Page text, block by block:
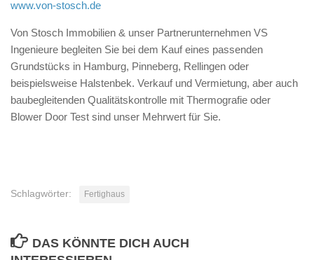
www.von-stosch.de
Von Stosch Immobilien & unser Partnerunternehmen VS
Ingenieure begleiten Sie bei dem Kauf eines passenden
Grundstücks in Hamburg, Pinneberg, Rellingen oder
beispielsweise Halstenbek. Verkauf und Vermietung, aber auch
baubegleitenden Qualitätskontrolle mit Thermografie oder
Blower Door Test sind unser Mehrwert für Sie.
Schlagwörter: Fertighaus
DAS KÖNNTE DICH AUCH